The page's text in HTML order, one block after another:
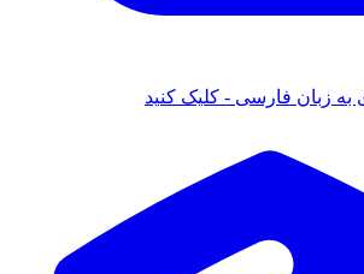
به زبان فارسی - کلیک کنید